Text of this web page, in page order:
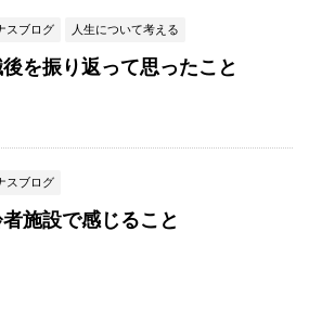
スブログ 人生について考える
を振り返って思ったこと
スブログ
施設で感じること